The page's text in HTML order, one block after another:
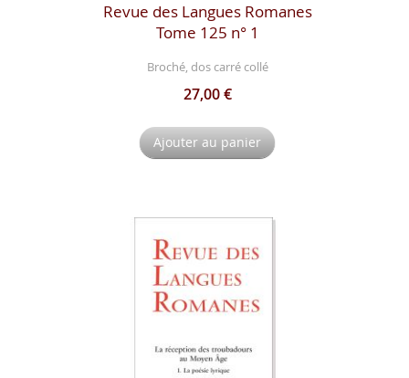
Revue des Langues Romanes
Tome 125 n° 1
Broché, dos carré collé
27,00 €
Ajouter au panier